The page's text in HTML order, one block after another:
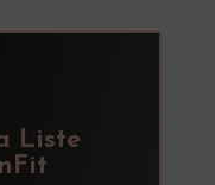
Liste